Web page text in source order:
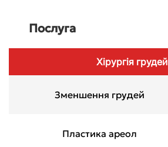
Послуга
Хірургія грудей
Зменшення грудей
Пластика ареол